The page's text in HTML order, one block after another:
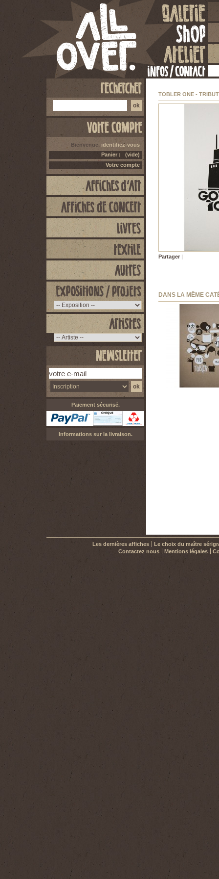
Bienvenue, identifiez-vous
Panier :
(vide)
Votre compte
Paiement sécurisé.
Informations sur la livraison.
TOBLER ONE -
Partager |
DANS LA MÊME
Les dernières affiches
Le choix du maître
Contactez nous
Mentions légales